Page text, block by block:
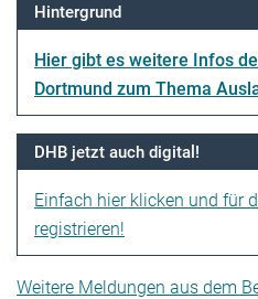
Hintergrund
Hier gibt es weitere Infos
Dortmund zum Thema
DHB jetzt auch digital!
Einfach hier klicken und für
registrieren!
Weitere Meldungen aus dem